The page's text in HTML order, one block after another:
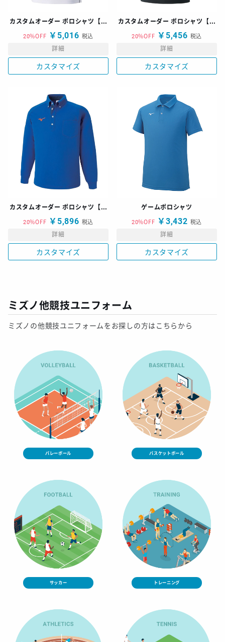
カスタムオーダー ポロシャツ【C】 パイピングタイプ
20%OFF ￥5,016 税込
詳細
カスタマイズ
カスタムオーダー ポロシャツ【D】 ボタンダウンタイプ
20%OFF ￥5,456 税込
詳細
カスタマイズ
カスタムオーダー ポロシャツ【E】 長袖 ボタンダウンタイプ
20%OFF ￥5,896 税込
詳細
カスタマイズ
ゲームポロシャツ
20%OFF ￥3,432 税込
詳細
カスタマイズ
ミズノ他競技ユニフォーム
ミズノの他競技ユニフォームをお探しの方はこちらから
バレーボール バスケットボール
サッカー トレーニング